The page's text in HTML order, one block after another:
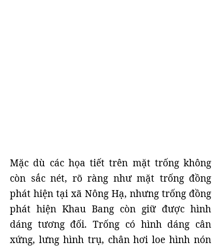
Mặc dù các họa tiết trên mặt trống không
còn sắc nét, rõ ràng như mặt trống đồng
phát hiện tại xã Nông Hạ, nhưng trống đồng
phát hiện Khau Bang còn giữ được hình
dáng tương đối. Trống có hình dáng cân
xứng, lưng hình trụ, chân hơi loe hình nón